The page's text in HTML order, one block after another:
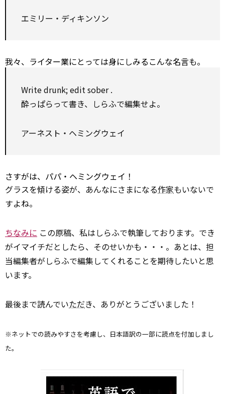
エミリー・ディキンソン
我々、ライター業にとっては身にしみるこんな名言も。
Write drunk;editsober.
酔っぱらって書き、しらふで編集せよ。
アーネスト・ヘミングウェイ
さすがは、パパ・ヘミングウェイ！
グラスを傾ける姿が、あんなにさまになる作家もいないで
すよね。
ちなみに この原稿、私はしらふで執筆しております。でき
がイマイチだとしたら、そのせいかも・・・。あとは、担
当編集者がしらふで編集してくれることを期待したいと思
います。
最後まで読んでいただき、ありがとうございました！
※ネットでの読みやすさを考慮し、日本語訳の一部に読点を付加しまし
た。